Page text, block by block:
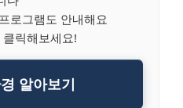
로그램도 안내해요
릭해보세요!
알아보기